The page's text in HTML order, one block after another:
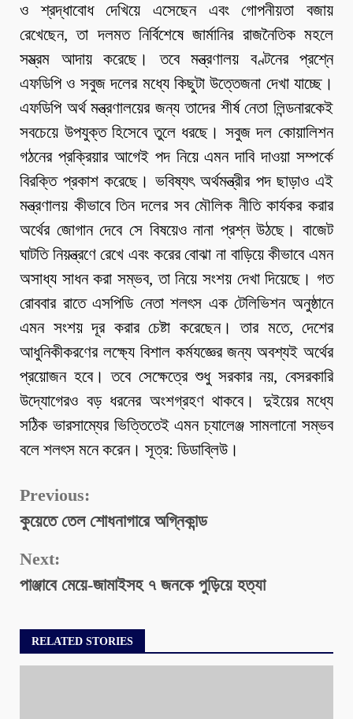
ও শ্রদ্ধাবোধ দেখিয়ে এসেছেন এবং গোপনীয়তা বজায়
রেখেছেন, তা দলমত নির্বিশেষে জার্মানির রাজনৈতিক মহলে
সম্ভ্রম আদায় করেছে। তবে মন্ত্রণালয় বণ্টনের প্রশ্নে
এফডিপি ও সবুজ দলের মধ্যে কিছুটা উত্তেজনা দেখা যাচ্ছে।
এফডিপি অর্থ মন্ত্রণালয়ের জন্য তাদের শীর্ষ নেতা লিন্ডনারকেই
সবচেয়ে উপযুক্ত হিসেবে তুলে ধরছে। সবুজ দল কোয়ালিশন
গঠনের প্রক্রিয়ার আগেই পদ নিয়ে এমন দাবি দাওয়া সম্পর্কে
বিরক্তি প্রকাশ করেছে। ভবিষ্যৎ অর্থমন্ত্রীর পদ ছাড়াও এই
মন্ত্রণালয় কীভাবে তিন দলের সব মৌলিক নীতি কার্যকর করার
অর্থের জোগান দেবে সে বিষয়েও নানা প্রশ্ন উঠছে। বাজেট
ঘাটতি নিয়ন্ত্রণে রেখে এবং করের বোঝা না বাড়িয়ে কীভাবে এমন
অসাধ্য সাধন করা সম্ভব, তা নিয়ে সংশয় দেখা দিয়েছে। গত
রোববার রাতে এসপিডি নেতা শলৎস এক টেলিভিশন অনুষ্ঠানে
এমন সংশয় দূর করার চেষ্টা করেছেন। তার মতে, দেশের
আধুনিকীকরণের লক্ষ্যে বিশাল কর্মযজ্ঞের জন্য অবশ্যই অর্থের
প্রয়োজন হবে। তবে সেক্ষেত্রে শুধু সরকার নয়, বেসরকারি
উদ্যোগেরও বড় ধরনের অংশগ্রহণ থাকবে। দুইয়ের মধ্যে
সঠিক ভারসাম্যের ভিত্তিতেই এমন চ্যালেঞ্জ সামলানো সম্ভব
বলে শলৎস মনে করেন। সূত্র: ডিডাব্লিউ।
Continue
Reading
Previous:
কুয়েতে তেল শোধনাগারে অগ্নিকান্ড
Next:
পাঞ্জাবে মেয়ে-জামাইসহ ৭ জনকে পুড়িয়ে হত্যা
RELATED STORIES